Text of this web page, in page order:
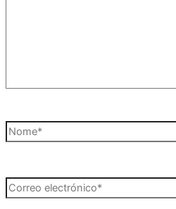
Nome*
Correo
electrónico*